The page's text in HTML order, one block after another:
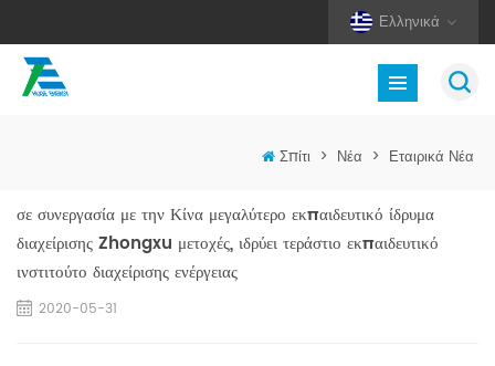
Ελληνικά
Σπίτι > Νέα > Εταιρικά Νέα
σε συνεργασία με την Κίνα μεγαλύτερο εκπαιδευτικό ίδρυμα
διαχείρισης Zhongxu μετοχές, ιδρύει τεράστιο εκπαιδευτικό
ινστιτούτο διαχείρισης ενέργειας
2020-05-31